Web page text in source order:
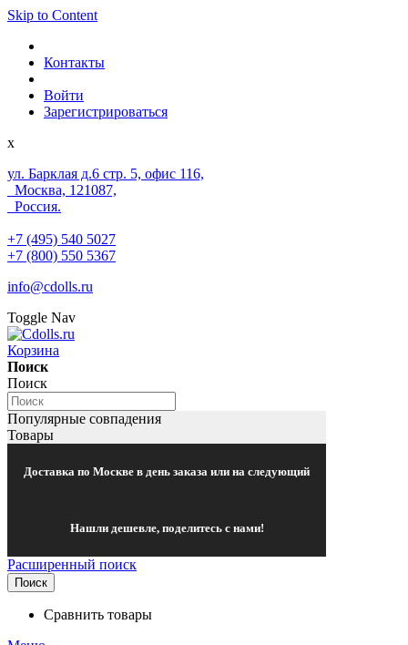
Skip to Content
Контакты
Войти
Зарегистрироваться
x
ул. Барклая д.6 стр. 5, офис 116,
Москва, 121087,
Россия.
+7 (495) 540 5027
+7 (800) 550 5367
info@cdolls.ru
Toggle Nav
Корзина
Поиск
Поиск
Популярные совпадения
Товары
Доставка по Москве в день заказа или на следующий
Нашли дешевле, поделитесь с нами!
Расширенный поиск
Поиск
Сравнить товары